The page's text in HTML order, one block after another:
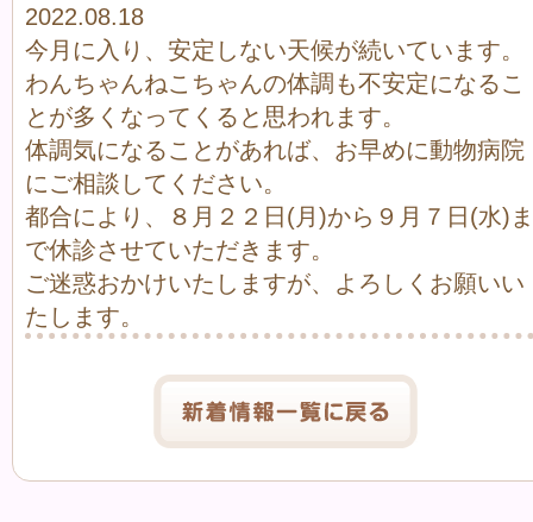
2022.08.18
今月に入り、安定しない天候が続いています。
わんちゃんねこちゃんの体調も不安定になるこ
とが多くなってくると思われます。
体調気になることがあれば、お早めに動物病院
にご相談してください。
都合により、８月２２日(月)から９月７日(水)ま
で休診させていただきます。
ご迷惑おかけいたしますが、よろしくお願いい
たします。